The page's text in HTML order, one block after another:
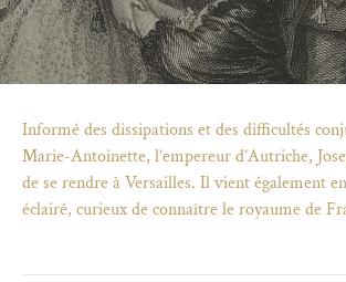
Informé des dissipations et des difficultés
Marie-Antoinette, l’empereur d’Autriche,
de se rendre à Versailles. Il vient également
éclairé, curieux de connaître le royaume de